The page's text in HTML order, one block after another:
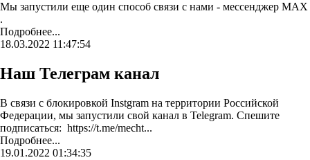
Мы запустили еще один способ связи с нами - мессенджер MAX
.
Подробнее...
18.03.2022 11:47:54
Наш Телеграм канал
В связи с блокировкой Instgram на территории Российской
Федерации, мы запустили свой канал в Telegram. Спешите
подписаться: https://t.me/mecht...
Подробнее...
19.01.2022 01:34:35